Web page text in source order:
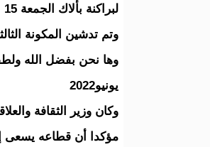
لبراكنة بألاك الجمعة 15 ابريل 2022
وتم تدشين المكونة الثالثة في
يونيو2022
وكان وزير الثقافة
مؤكدا أن قطاعه يسعى